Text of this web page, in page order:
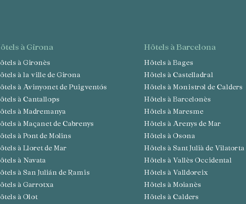
hôtels à Girona
Hôtels à Gironès
Hôtels à la ville de Girona
Hôtels à Avinyonet de Puigventós
Hôtels à Cantallops
Hôtels à Madremanya
Hôtels à Maçanet de Cabrenys
Hôtels à Pont de Molins
Hôtels à Lloret de Mar
Hôtels à Navata
Hôtels à San Julián de Ramis
Hôtels à Garrotxa
Hôtels à Olot
hôtels à Barcelona
Hôtels à Bages
Hôtels à Castelladral
Hôtels à Monistrol de Calders
Hôtels à Barcelonès
Hôtels à Maresme
Hôtels à Arenys de Mar
Hôtels à Osona
Hôtels à Sant Julià de Vilatorta
Hôtels à Vallès Occidental
Hôtels à Valldoreix
Hôtels à Moianès
Hôtels à Calders